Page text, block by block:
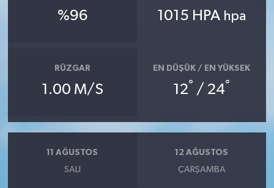
%96 1015 HPA hpa
RÜZGAR
1.00 M/S
EN DÜŞÜK / EN YÜKSEK
12° / 24°
11 AĞUSTOS
SALI
12 AĞUSTOS
ÇARŞAMBA